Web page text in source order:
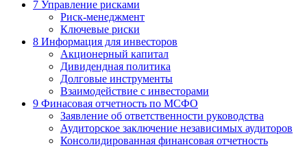
7 Управление рисками
Риск-менеджмент
Ключевые риски
8 Информация для инвесторов
Акционерный капитал
Дивидендная политика
Долговые инструменты
Взаимодействие с инвеcторами
9 Финасовая отчетность по МСФО
Заявление об ответственности руководства
Аудиторское заключение независимых аудиторов
Консолидированная финансовая отчетность